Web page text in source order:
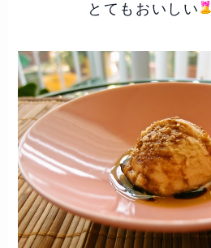
とてもおいしい